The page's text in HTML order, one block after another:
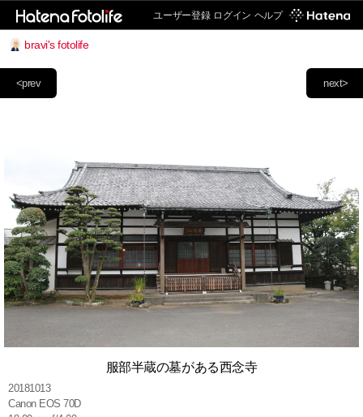
ユーザー登録 ログイン ヘルプ
bravi's fotolife
next>
<prev
服部半蔵の墓がある西念寺
20181013
Canon EOS 70D